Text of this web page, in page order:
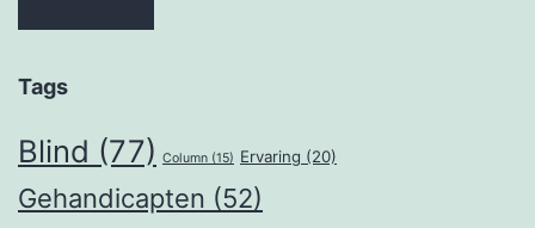
Tags
Blind (77) Column (15) Ervaring (20)
Gehandicapten (52)